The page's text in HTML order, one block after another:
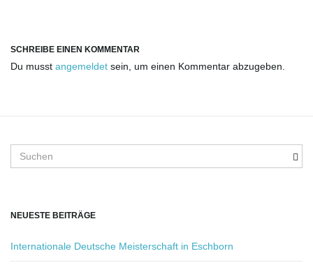
SCHREIBE EINEN KOMMENTAR
Du musst angemeldet sein, um einen Kommentar abzugeben.
u
b
g
r
NEUESTE BEITRÄGE
Internationale Deutsche Meisterschaft in Eschborn